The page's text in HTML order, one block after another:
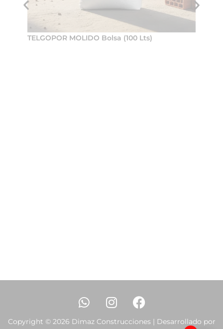
TELGOPOR MOLIDO Bolsa (100 Lts)
Copyright © 2026 Dimaz Construcciones | Desarrollado por